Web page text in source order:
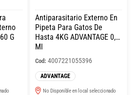
G
Antiparasitario Externo En
Pipeta Para Gatos De
Hasta 4KG ADVANTAGE 0,4
Ml
Cod: 4007221055396
ADVANTAGE
No Disponible en local seleccionado